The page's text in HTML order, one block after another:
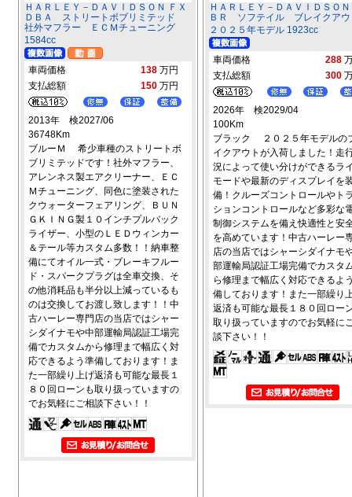
ＨＡＲＬＥＹ－ＤＡＶＩＤＳＯＮ ＦＸ
ＤＢＡ ストリートボブリミテッド
社外マフラー ＥＣＭチューニング
1584cc
車両価格 138 万円
支払総額
150 万円
2013年 検2027/06
36748Km
ブルーＭ 希少車種のストリートボ
ブリミテッドです！社外マフラー、
アレンネス製エアクリーナー、ＥＣ
Ｍチューニング、同色に塗装された
クウォーターフェアリング、ＢＵＮ
ＧＫＩＮＧ製１０インチプルバック
ライザー、小型のＬＥＤウィンカー
＆テール等カスタム多数！！納車整
備にてオイル一式・ブレーキフルー
ド・スパークプラグは全車交換、そ
の他消耗品も半分以上減っているも
のは交換してお渡し致します！！中
古ハーレー専門店の当店ではシャー
シダイナモや中部運輸局認証工場完
備でカスタムから修理まで幅広く対
応できるよう準備しております！ま
た一部繰り上げ返済も可能な最長１
８０回ローンも取り扱っていますの
でお気軽にご相談下さい！！
ＨＡＲＬＥＹ－ＤＡＶＩＤＳＯ
ＢＲ ソフテイル ブレイクア
２０２５年モデル 1923cc
車両価格 288
支払総額
300
2026年 検2029/04
100Km
ブラック ２０２５年モデルの
イクアウトが入荷しました！走
況によって使い分けができるラ
モードや最新のディスプレイを
備！クルーズコントロールやト
ションコントロールなど多彩な
制御システムを備え快適性と安
を高めています！中古ハーレー
店の当店ではシャーシダイナモ
部運輸局認証工場完備でカスタ
ら修理まで幅広く対応できるよ
備しております！また一部繰り
返済も可能な最長１８０回ロー
取り扱っていますのでお気軽に
談下さい！！